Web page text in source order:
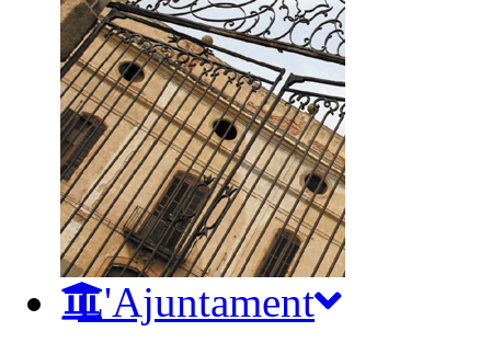
L'Ajuntament